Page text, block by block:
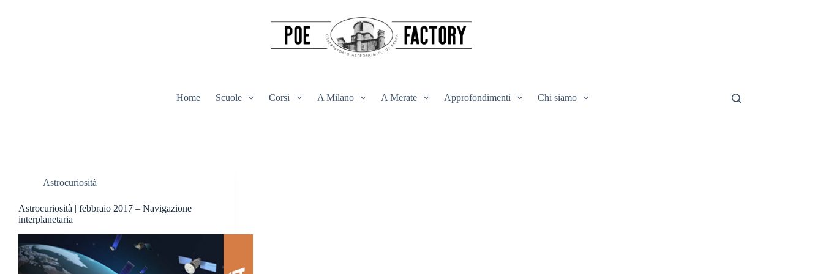
Home Scuole Corsi A Milano A Merate Approfondimenti Chi siamo
Astrocuriosità
Astrocuriosità | febbraio 2017 – Navigazione
interplanetaria